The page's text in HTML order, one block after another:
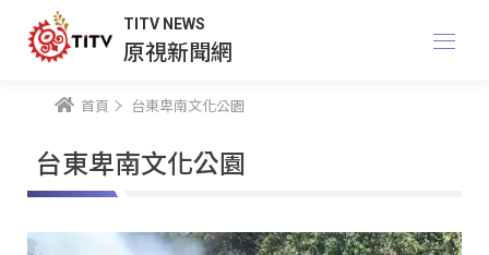
TITV NEWS
原視新聞網
首頁 台東卑南文化公園
台東卑南文化公園